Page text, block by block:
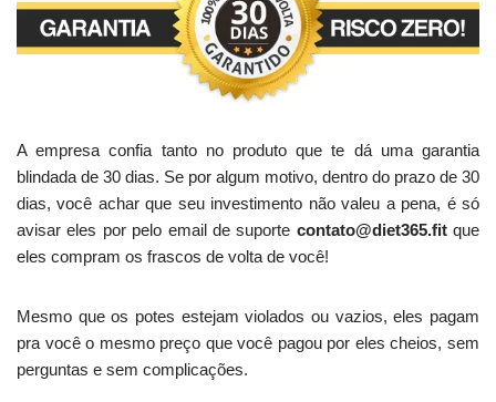
A empresa confia tanto no produto que te dá uma garantia
blindada de 30 dias. Se por algum motivo, dentro do prazo de 30
dias, você achar que seu investimento não valeu a pena, é só
avisar eles por pelo email de suporte contato@diet365.fitque
eles compram os frascos de volta de você!
Mesmo que os potes estejam violados ou vazios, eles pagam
pra você o mesmo preço que você pagou por eles cheios, sem
perguntas e sem complicações.